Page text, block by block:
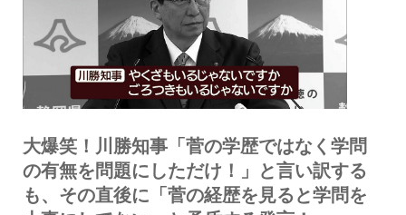
大爆笑！川勝知事「菅の学歴ではなく学問
の有無を問題にしただけ！」と言い訳する
も、その直後に「菅の経歴を見ると学問を